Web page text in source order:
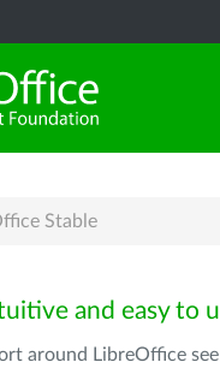
Stable
and easy to
around LibreOffice see